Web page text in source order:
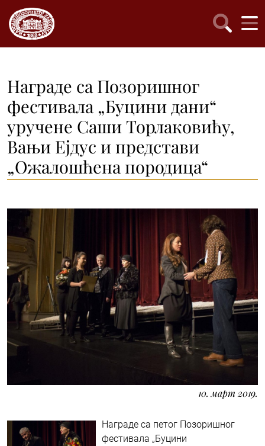
Награде са Позоришног
фестивала „Буцини дани“
уручене Саши Торлаковићу,
Вањи Ејдус и представи
„Ожалошћена породица“
10. март 2019.
Награде са петог Позоришног
фестивала „Буцини